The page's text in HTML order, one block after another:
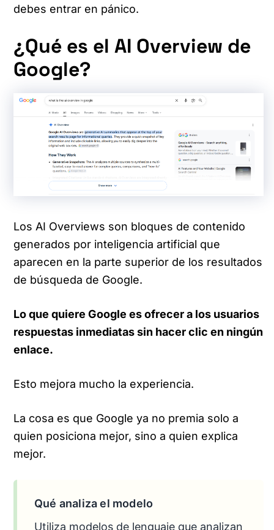
debes entrar en pánico.
¿Qué es el AI Overview de
Google?
Los AI Overviews son bloques de contenido
generados por inteligencia artificial que
aparecen en la parte superior de los resultados
de búsqueda de Google.
Lo que quiere Google es ofrecer a los usuarios
respuestas inmediatas sin hacer clic en ningún
enlace.
Esto mejora mucho la experiencia.
La cosa es que Google ya no premia solo a
quien posiciona mejor, sino a quien explica
mejor.
Qué analiza el modelo
Utiliza modelos de lenguaje que analizan